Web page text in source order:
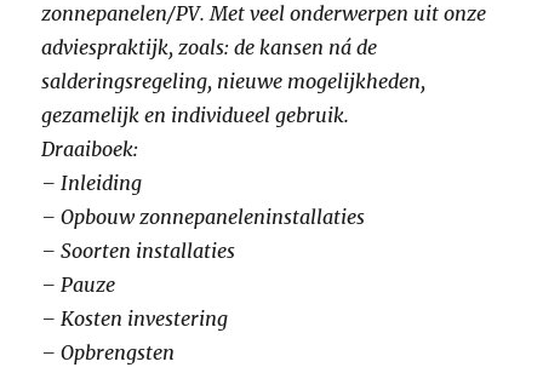
zonnepanelen/PV. Met veel onderwerpen uit onze
adviespraktijk, zoals: de kansen ná de
salderingsregeling, nieuwe mogelijkheden,
gezamelijk en individueel gebruik.
Draaiboek:
– Inleiding​
– Opbouw zonnepaneleninstallaties​
– Soorten installaties​
– Pauze​
– Kosten investering​
– Opbrengsten​